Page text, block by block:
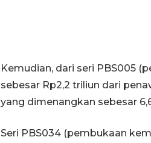
Kemudian, dari seri PBS005
sebesar Rp2,2 triliun dari
yang dimenangkan sebesar
Seri PBS034 (pembukaan